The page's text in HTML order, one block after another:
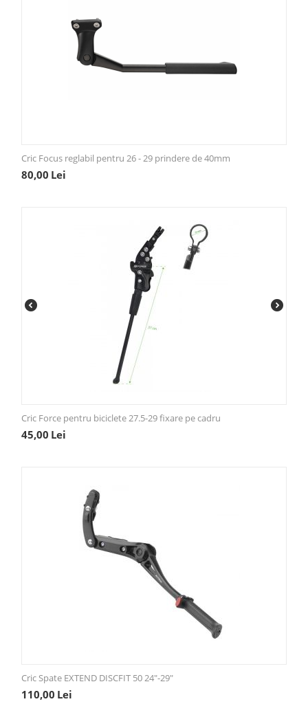
Cric Focus reglabil pentru 26 - 29 prindere de 40mm
80,00 Lei
Cric Force pentru biciclete 27.5-29 fixare pe cadru
45,00 Lei
Cric Spate EXTEND DISCFIT 50 24"-29"
110,00 Lei